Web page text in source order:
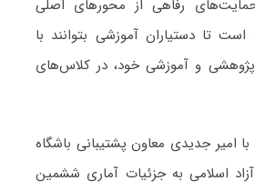
رفاهی از محورهای اصلی
است تا دستیاران آموزشی بتوانند با
پژوهشی و آموزشی خود، در کلاس‌های
امیر جدیدی معاون پشتیبانی باشگاه
اسلامی به جزئیات آماری ششمین